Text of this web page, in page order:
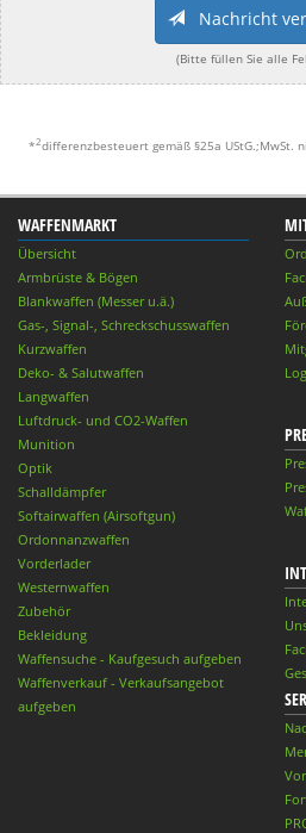
Nachricht
(Bitte füllen Sie alle
*2differenzbesteuert gemäß §25a UStG.;MwSt.
WAFFENMARKT
Übersicht
Armbrüste & Bögen
Blankwaffen (Messer u.ä.)
Gas-, Signal-, Schreckschusswaffen
Kurzwaffen
Deko- & Salutwaffen
Langwaffen
Luftdruck- und CO2-Waffen
Munition
Optik
Schalldämpfer
Softairwaffen (Airsoftgun)
Ordonnanzwaffen
Vorderlader
Westernwaffen
Zubehör
Bekleidung
Waffensuche - Kaufgesuch aufgeben
Waffenverkauf - Verkaufsangebot
aufgeben